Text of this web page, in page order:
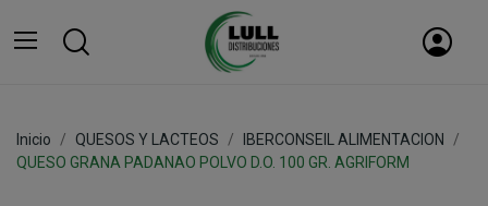
Inicio QUESOS Y LACTEOS
IBERCONSEIL ALIMENTACION
QUESO GRANA PADANAO POLVO D.O. 100 GR. AGRIFORM